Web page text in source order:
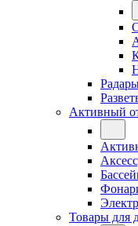
Активный
Товары для